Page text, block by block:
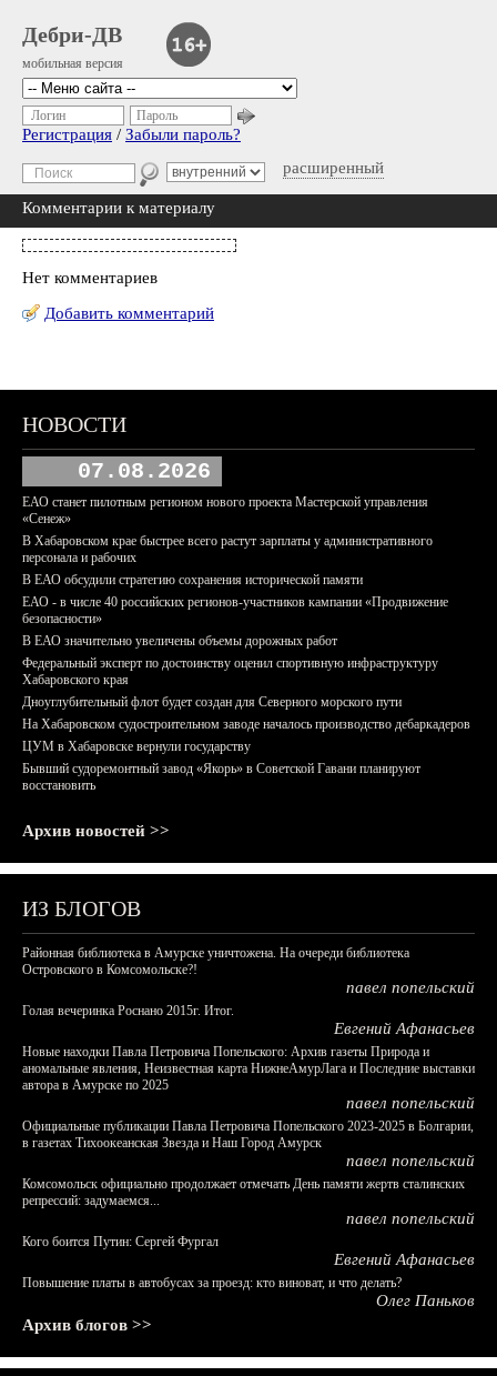
Дебри-ДВ
мобильная версия
расширенный
Логин Пароль
Регистрация / Забыли пароль?
Комментарии к материалу
Нет комментариев
Добавить комментарий
НОВОСТИ
07.08.2026
ЕАО станет пилотным регионом нового проекта Мастерской управления
«Сенеж»
В Хабаровском крае быстрее всего растут зарплаты у административного
персонала и рабочих
В ЕАО обсудили стратегию сохранения исторической памяти
ЕАО - в числе 40 российских регионов-участников кампании «Продвижение
безопасности»
В ЕАО значительно увеличены объемы дорожных работ
Федеральный эксперт по достоинству оценил спортивную инфраструктуру
Хабаровского края
Дноуглубительный флот будет создан для Северного морского пути
На Хабаровском судостроительном заводе началось производство дебаркадеров
ЦУМ в Хабаровске вернули государству
Бывший судоремонтный завод «Якорь» в Советской Гавани планируют
восстановить
Архив новостей >>
ИЗ БЛОГОВ
Районная библиотека в Амурске уничтожена. На очереди библиотека
Островского в Комсомольске?!
павел попельский
Голая вечеринка Роснано 2015г. Итог.
Евгений Афанасьев
Новые находки Павла Петровича Попельского: Архив газеты Природа и
аномальные явления, Неизвестная карта НижнеАмурЛага и Последние выставки
автора в Амурске по 2025
павел попельский
Официальные публикации Павла Петровича Попельского 2023-2025 в Болгарии,
в газетах Тихоокеанская Звезда и Наш Город Амурск
павел попельский
Комсомольск официально продолжает отмечать День памяти жертв сталинских
репрессий: задумаемся...
павел попельский
Кого боится Путин: Сергей Фургал
Евгений Афанасьев
Повышение платы в автобусах за проезд: кто виноват, и что делать?
Олег Паньков
Архив блогов >>